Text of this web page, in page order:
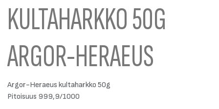
KULTAHARKKO 50G
ARGOR-HERAEUS
Argor-Heraeus kultaharkko 50g
Pitoisuus 999,9/1000